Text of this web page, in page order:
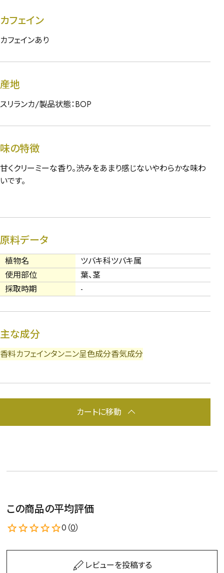
カフェイン
カフェインあり
産地
スリランカ/製品状態：BOP
味の特徴
甘くクリーミーな香り。渋みをあまり感じないやわらかな味わ
いです。
原料データ
植物名
ツバキ科ツバキ属
使用部位
葉、茎
採取時期
-
主な成分
香料カフェインタンニン呈色成分香気成分
カートに移動
この商品の平均評価
0（0）
レビューを投稿する